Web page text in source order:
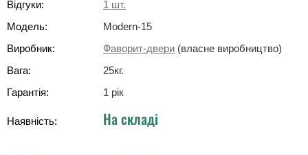
Відгуки:
1 шт.
Модель:
Modern-15
Виробник:
Фаворит-двери (власне виробництво)
Вага:
25кг.
Гарантія:
1 рік
Наявність: На складі